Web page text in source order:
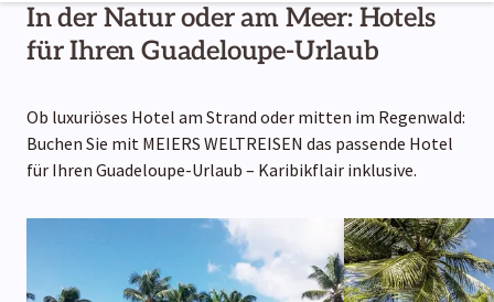
In der Natur oder am Meer: Hotels
für Ihren Guadeloupe-Urlaub
Ob luxuriöses Hotel am Strand oder mitten im Regenwald:
Buchen Sie mit MEIERS WELTREISEN das passende Hotel
für Ihren Guadeloupe-Urlaub – Karibikflair inklusive.